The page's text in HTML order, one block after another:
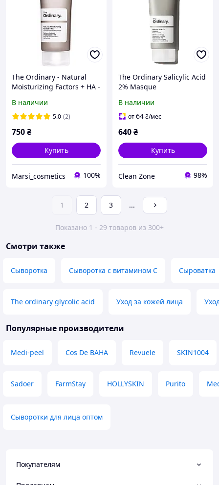
The Ordinary - Natural
Moisturizing Factors + HA -
гиалуроновой кислотой
В наличии
5.0 (2)
750₴
Купить
Marsi_cosmetics 100%
The Ordinary Salicylic Acid
2% Masque
В наличии
от64₴/мес
640₴
Купить
Clean Zone 98%
1 2 3 ...
Показано 1 - 29 товаров из 300+
Смотри также
Сыворотка Сыворотка с витамином С Сыроватка
The ordinary glycolic acid Уход за кожей лица
Популярные производители
Medi-peel Cos De BAHA Revuele SKIN1004
Sadoer FarmStay HOLLYSKIN Purito
Сыворотки для лица оптом
Покупателям